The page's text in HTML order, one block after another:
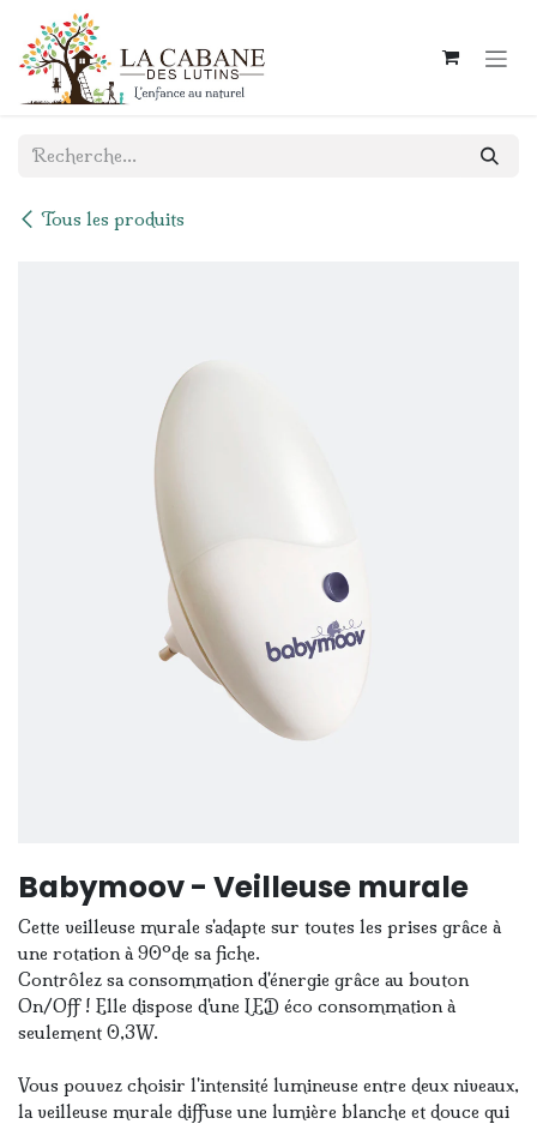
Se rendre au contenu
Tous les produits
Babymoov - Veilleuse murale
Cette veilleuse murale s'adapte sur toutes les prises grâce à
une rotation à 90°de sa fiche.
Contrôlez sa consommation d'énergie grâce au bouton
On/Off ! Elle dispose d'une LED éco consommation à
seulement 0,3W.
Vous pouvez choisir l'intensité lumineuse entre deux niveaux,
la veilleuse murale diffuse une lumière blanche et douce qui